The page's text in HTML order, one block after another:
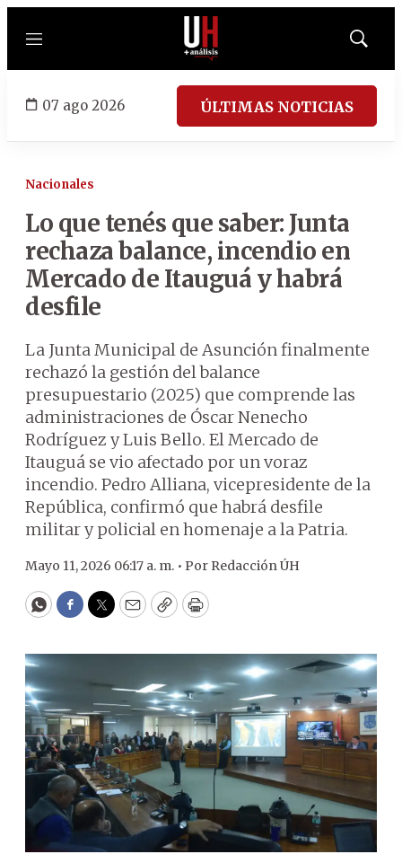
Menú
Mostrar
07 ago 2026 ÚLTIMAS NOTICIAS
Nacionales
Lo que tenés que saber: Junta
rechaza balance, incendio en
Mercado de Itauguá y habrá
desfile
La Junta Municipal de Asunción finalmente
rechazó la gestión del balance
presupuestario (2025) que comprende las
administraciones de Óscar Nenecho
Rodríguez y Luis Bello. El Mercado de
Itauguá se vio afectado por un voraz
incendio. Pedro Alliana, vicepresidente de la
República, confirmó que habrá desfile
militar y policial en homenaje a la Patria.
Mayo 11, 2026 06:17 a. m. • Por Redacción ÚH
WhatsApp
Facebook
Twitter
EmailCopyPrint